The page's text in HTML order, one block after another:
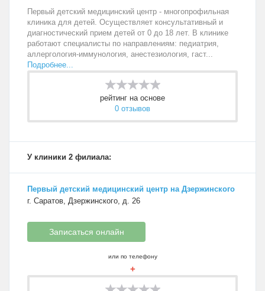
Первый детский медицинский центр - многопрофильная
клиника для детей. Осуществляет консультативный и
диагностический прием детей от 0 до 18 лет. В клинике
работают специалисты по направлениям: педиатрия,
аллергология-иммунология, анестезиология, гаст...
Подробнее...
рейтинг на основе
0 отзывов
У клиники 2 филиала:
Первый детский медицинский центр на Дзержинского
г. Саратов, Дзержинского, д. 26
Записаться онлайн
или по телефону
+